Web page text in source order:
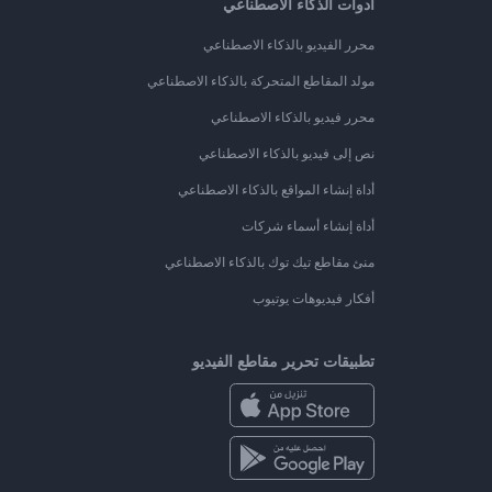
أدوات الذكاء الاصطناعي
محرر الفيديو بالذكاء الاصطناعي
مولد المقاطع المتحركة بالذكاء الاصطناعي
محرر فيديو بالذكاء الاصطناعي
نص إلى فيديو بالذكاء الاصطناعي
أداة إنشاء المواقع بالذكاء الاصطناعي
أداة إنشاء أسماء شركات
منئ مقاطع تيك توك بالذكاء الاصطناعي
أفكار فيديوهات يوتيوب
تطبيقات تحرير مقاطع الفيديو